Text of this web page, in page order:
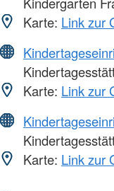
Karte: Link zur
Karte: Link zur
Karte: Link zur